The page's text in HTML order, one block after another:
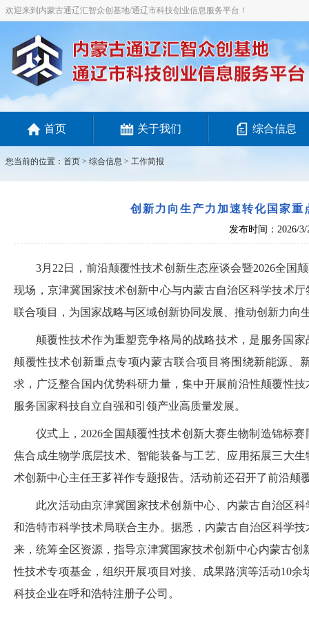
欢迎来到内蒙古通辽汇智众创基地/通辽市科技创业信息服务平台！
首页 关于我们 综合信息
您当前的位置： 首页 > 综合信息 > 工作简报
创新力向生产力加速转化国家
发布时间：2026/
3月22日，前沿颠覆性技术创新生态座谈会暨2026全国
现场，京津冀国家技术创新中心与内蒙古自治区科学技术
联合项目，为国家战略与区域创新协同发展、推动创新力向
颠覆性技术作为重塑竞争格局的战略技术，是服务国
颠覆性技术创新重点专项内蒙古联合项目将围绕新能源、
求，广泛整合国内优势科研力量，集中开展前沿性颠覆性
服务国家科技自立自强和引领产业高质量发展。
仪式上，2026全国颠覆性技术创新大赛生物制造锦标
焦合成生物学底层技术、智能装备与工艺、应用拓展三大
术创新中心主任王茤祥作专题报告。活动前还召开了前沿颠
此次活动由京津冀国家技术创新中心、内蒙古自治区
和浩特市科学技术局联合主办。据悉，内蒙古自治区科学
来，统筹全区资源，指导京津冀国家技术创新中心内蒙古
性技术专项基金，组织开展项目对接、成果路演等活动10
科技企业在呼和浩特注册子公司。